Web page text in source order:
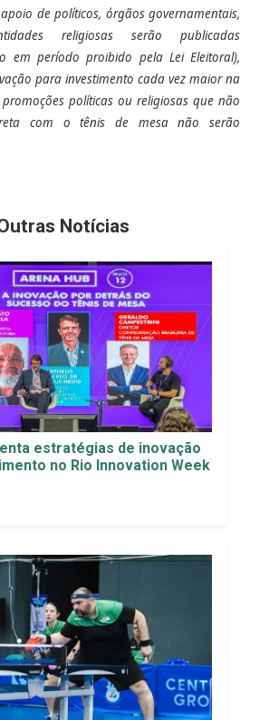
de políticos, órgãos governamentais,
religiosas serão publicadas
em período proibido pela Lei Eleitoral),
para investimento cada vez maior na
políticas ou religiosas que não
com o tênis de mesa não serão
Notícias
estratégias de inovação
no Rio Innovation Week